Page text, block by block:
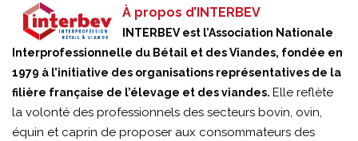
À propos d’INTERBEV
INTERBEV est l’Association Nationale
Interprofessionnelle du Bétail et des Viandes, fondée en
1979 à l’initiative des organisations représentatives de la
filière française de l’élevage et des viandes. Elle reflète
la volonté des professionnels des secteurs bovin, ovin,
équin et caprin de proposer aux consommateurs des